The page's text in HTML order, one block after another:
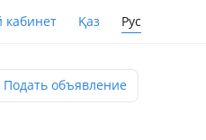
Қаз Рус
Подать объявление